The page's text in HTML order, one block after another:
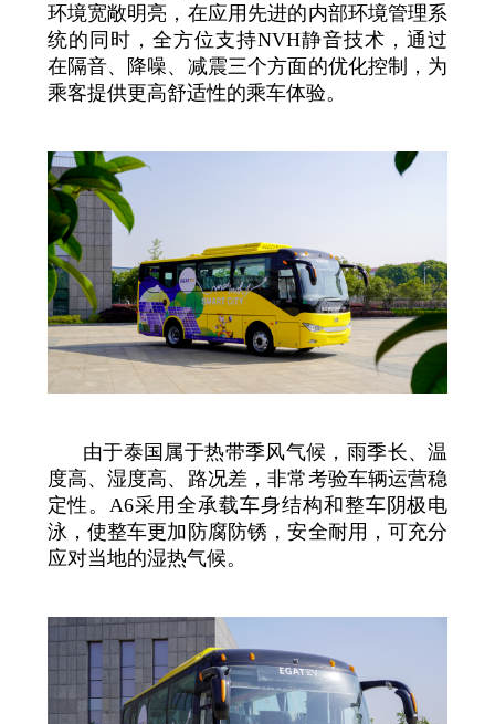
环境宽敞明亮，在应用先进的内部环境管理系
统的同时，全方位支持NVH静音技术，通过
在隔音、降噪、减震三个方面的优化控制，为
乘客提供更高舒适性的乘车体验。
由于泰国属于热带季风气候，雨季长、温
度高、湿度高、路况差，非常考验车辆运营稳
定性。A6采用全承载车身结构和整车阴极电
泳，使整车更加防腐防锈，安全耐用，可充分
应对当地的湿热气候。